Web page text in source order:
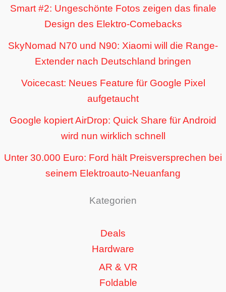
Smart #2: Ungeschönte Fotos zeigen das finale
Design des Elektro-Comebacks
SkyNomad N70 und N90: Xiaomi will die Range-
Extender nach Deutschland bringen
Voicecast: Neues Feature für Google Pixel
aufgetaucht
Google kopiert AirDrop: Quick Share für Android
wird nun wirklich schnell
Unter 30.000 Euro: Ford hält Preisversprechen bei
seinem Elektroauto-Neuanfang
Kategorien
Deals
Hardware
AR & VR
Foldable